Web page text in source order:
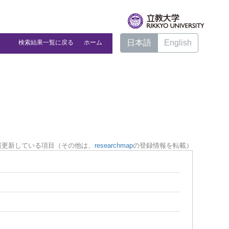
検索結果一覧に戻る ホーム 日本語 English
新している項目（その他は、 researchmapの登録情報を転載）